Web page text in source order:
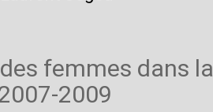
femmes dans la
2009